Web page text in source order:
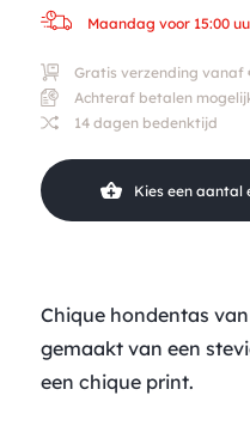
Maandag voor 15:00
Gratis verzending vanaf
Achteraf betalen
14 dagen bedenktijd
Kies een aantal
Chique hondentas
gemaakt van een
een chique print.